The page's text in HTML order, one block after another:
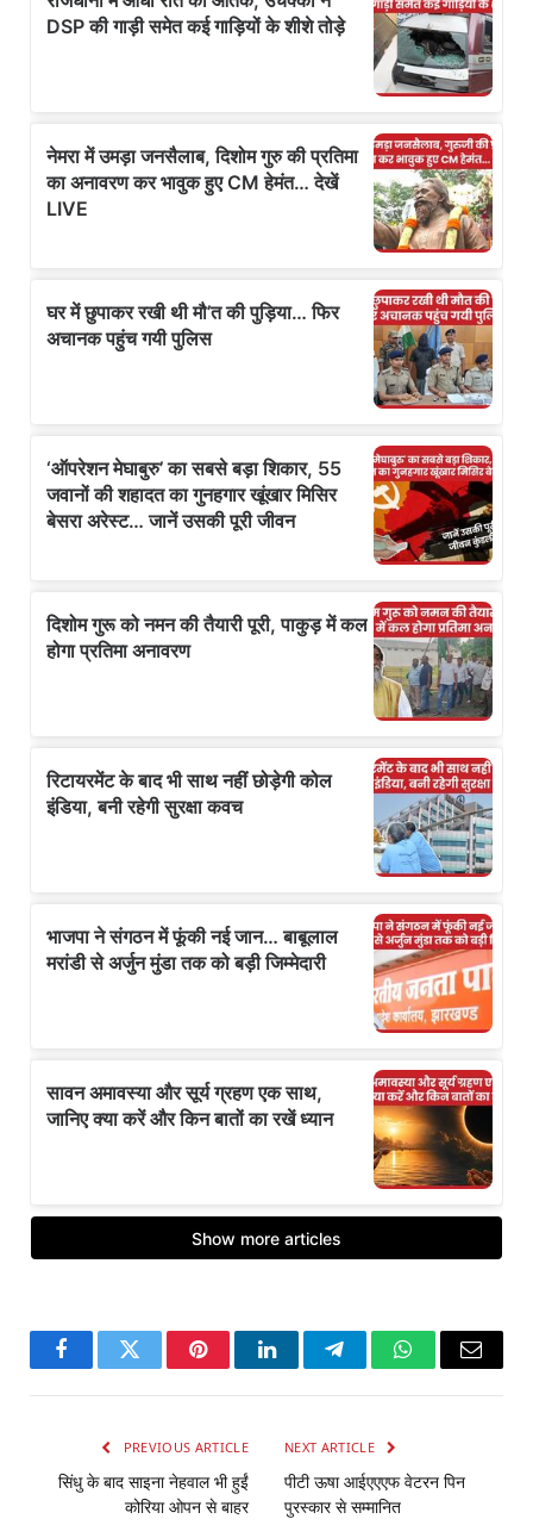
FacebookTwitter PinterestLinkedInTelegramWhatsApp
Email
PREVIOUS ARTICLE
सिंधु के बाद साइना नेहवाल भी हुईं
कोरिया ओपन से बाहर
NEXT ARTICLE
पीटी ऊषा आईएएएफ वेटरन पिन
पुरस्कार से सम्मानित